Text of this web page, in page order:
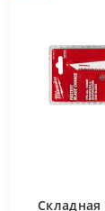
Складная